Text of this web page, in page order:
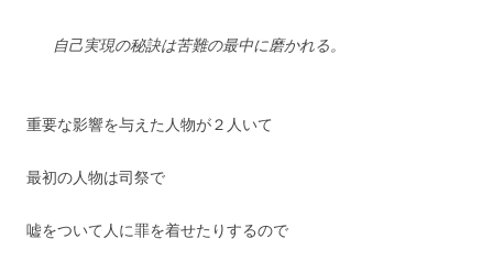
自己実現の秘訣は苦難の最中に磨かれる。
重要な影響を与えた人物が２人いて
最初の人物は司祭で
嘘をついて人に罪を着せたりするので